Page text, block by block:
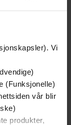
Vi
(Funksjonelle)
vår blir
produkter,
Dorthe E. Erichsen
prisen!